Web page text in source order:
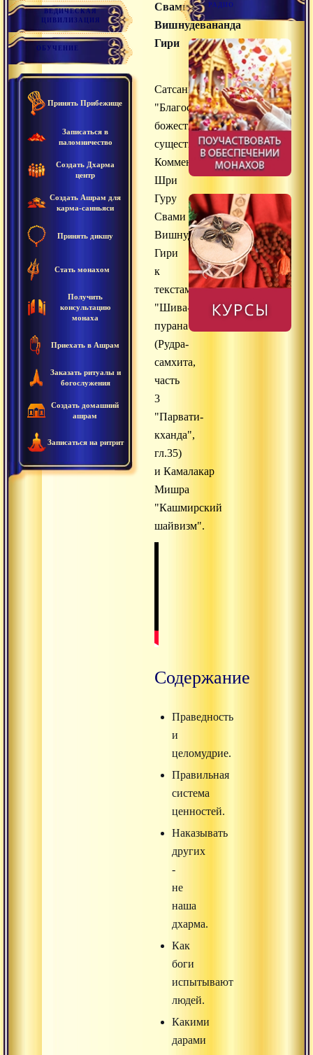
ВЕДИЧЕСКАЯ
ЦИВИЛИЗАЦИЯ
ОБУЧЕНИЕ
Принять Прибежище
Записаться в
паломничество
Создать Дхарма
центр
Создать Ашрам для
карма-санньяси
Принять дикшу
Стать монахом
Получить
консультацию
монаха
Приехать в Ашрам
Заказать ритуалы и
богослужения
Создать домашний
ашрам
Записаться на ритрит
Свами
Вишнудевананда
Гири
Сатсанг
"Благословения
божественных
существ"
Комментарий
Шри
Гуру
Свами
Вишнудевананда
Гири
к
текстам:
"Шива-
пурана"
(Рудра-
самхита,
часть
3
"Парвати-
кханда",
гл.35)
и Камалакар
Мишра
"Кашмирский
шайвизм".
Содержание
Праведность
и
целомудрие.
Правильная
система
ценностей.
Наказывать
других
-
не
наша
дхарма.
Как
боги
испытывают
людей.
Какими
дарами
РАДИО